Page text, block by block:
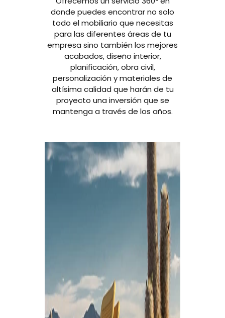
donde puedes encontrar no solo
todo el mobiliario que necesitas
para las diferentes áreas de tu
empresa sino también los mejores
acabados, diseño interior,
planificación, obra civil,
personalización y materiales de
altísima calidad que harán de tu
proyecto una inversión que se
mantenga a través de los años.